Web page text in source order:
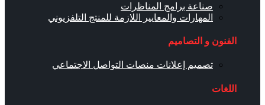
صناعة برامج المناظرات
المهارات والمعايير اللازمة للمنتج التلفزيوني
الفنون و التصاميم
تصميم إعلانات منصات التواصل الاجتماعي
اللغات